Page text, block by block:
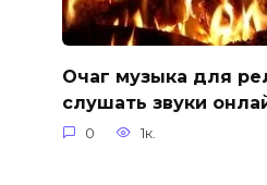
Очаг музыка для
слушать звуки
0 1к.